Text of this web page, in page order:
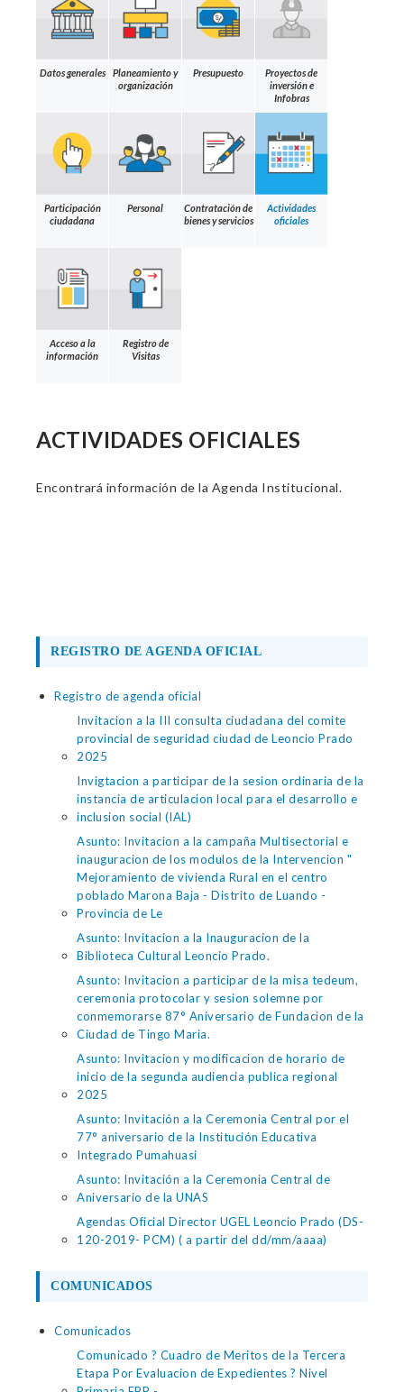
Datos generales
Planeamiento y
organización
Presupuesto
Proyectos de
inversión e
Infobras
Participación
ciudadana
Personal
Contratación de
bienes y servicios
Actividades
oficiales
Acceso a la
información
Registro de
Visitas
ACTIVIDADES OFICIALES
Encontrará información de la Agenda Institucional.
REGISTRO DE AGENDA OFICIAL
Registro de agenda oficial
Invitacion a la III consulta ciudadana del comite
provincial de seguridad ciudad de Leoncio Prado
2025
Invigtacion a participar de la sesion ordinaria de la
instancia de articulacion local para el desarrollo e
inclusion social (IAL)
Asunto: Invitacion a la campaña Multisectorial e
inauguracion de los modulos de la Intervencion "
Mejoramiento de vivienda Rural en el centro
poblado Marona Baja - Distrito de Luando -
Provincia de Le
Asunto: Invitacion a la Inauguracion de la
Biblioteca Cultural Leoncio Prado.
Asunto: Invitacion a participar de la misa tedeum,
ceremonia protocolar y sesion solemne por
conmemorarse 87° Aniversario de Fundacion de la
Ciudad de Tingo Maria.
Asunto: Invitacion y modificacion de horario de
inicio de la segunda audiencia publica regional
2025
Asunto: Invitación a la Ceremonia Central por el
77° aniversario de la Institución Educativa
Integrado Pumahuasi
Asunto: Invitación a la Ceremonia Central de
Aniversario de la UNAS
Agendas Oficial Director UGEL Leoncio Prado (DS-
120-2019- PCM) ( a partir del dd/mm/aaaa)
COMUNICADOS
Comunicados
Comunicado ? Cuadro de Meritos de la Tercera
Etapa Por Evaluacion de Expedientes ? Nivel